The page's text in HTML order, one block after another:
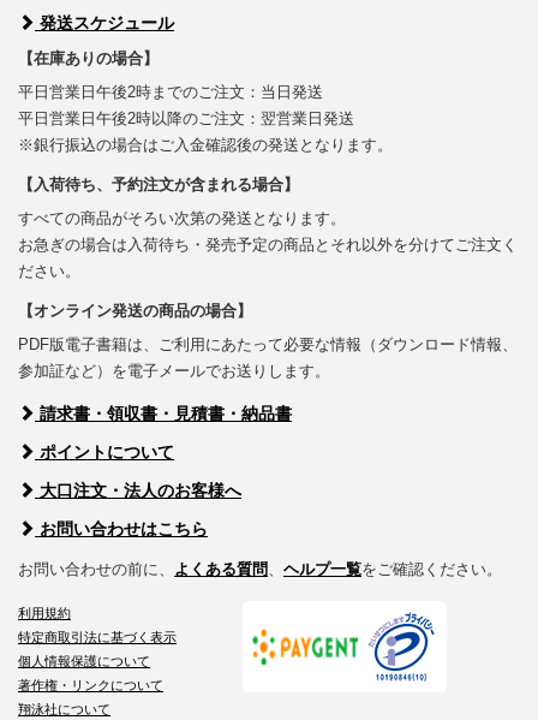
発送スケジュール
【在庫ありの場合】
平日営業日午後2時までのご注文：当日発送
平日営業日午後2時以降のご注文：翌営業日発送
※銀行振込の場合はご入金確認後の発送となります。
【入荷待ち、予約注文が含まれる場合】
すべての商品がそろい次第の発送となります。
お急ぎの場合は入荷待ち・発売予定の商品とそれ以外を分けてご注文く
ださい。
【オンライン発送の商品の場合】
PDF版電子書籍は、ご利用にあたって必要な情報（ダウンロード情報、
参加証など）を電子メールでお送りします。
請求書・領収書・見積書・納品書
ポイントについて
大口注文・法人のお客様へ
お問い合わせはこちら
お問い合わせの前に、 よくある質問、 ヘルプ一覧をご確認ください。
利用規約
特定商取引法に基づく表示
個人情報保護について
著作権・リンクについて
翔泳社について